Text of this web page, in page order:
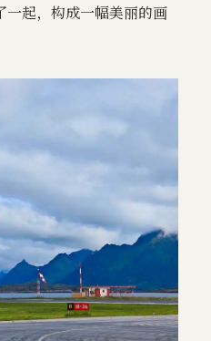
一起，构成一幅美丽的画